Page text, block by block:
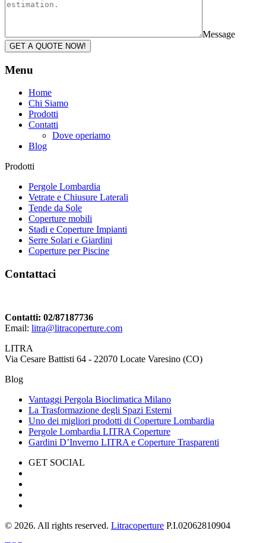
Message
GET A QUOTE NOW!
Menu
Home
Chi Siamo
Prodotti
Contatti
Dove operiamo
Blog
Prodotti
Pergole Lombardia
Vetrate e Chiusure Laterali
Tende da Sole
Coperture mobili
Stadi e Coperture Impianti
Serre Solari e Giardini
Coperture per Piscine
Contattaci
Contatti: 02/87187736
Email: litra@litracoperture.com
LITRA
Via Cesare Battisti 64 - 22070 Locate Varesino (CO)
Blog
Vantaggi Pergola Bioclimatica Milano
La Trasformazione degli Spazi Esterni
Uno dei migliori prodotti di Coperture Lombardia
Pergole Lombardia LITRA Coperture
Gardini D’Inverno LITRA e Coperture Trasparenti
GET SOCIAL
© 2026. All rights reserved. Litracoperture P.I.02062810904